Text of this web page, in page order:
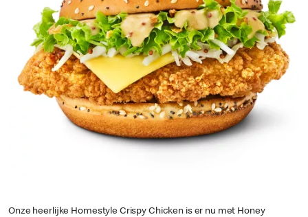
Onze heerlijke Homestyle Crispy Chicken is er nu met Honey